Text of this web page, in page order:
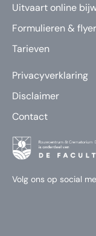
Uitvaart online
Formulieren &
Tarieven
Privacyverklaring
Disclaimer
Contact
Volg ons op social